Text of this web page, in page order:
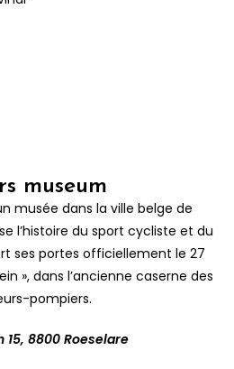
museum
musée dans la ville belge de
l’histoire du sport cycliste et du
ses portes officiellement le 27
», dans l’ancienne caserne des
pompiers.
15, 8800 Roeselare